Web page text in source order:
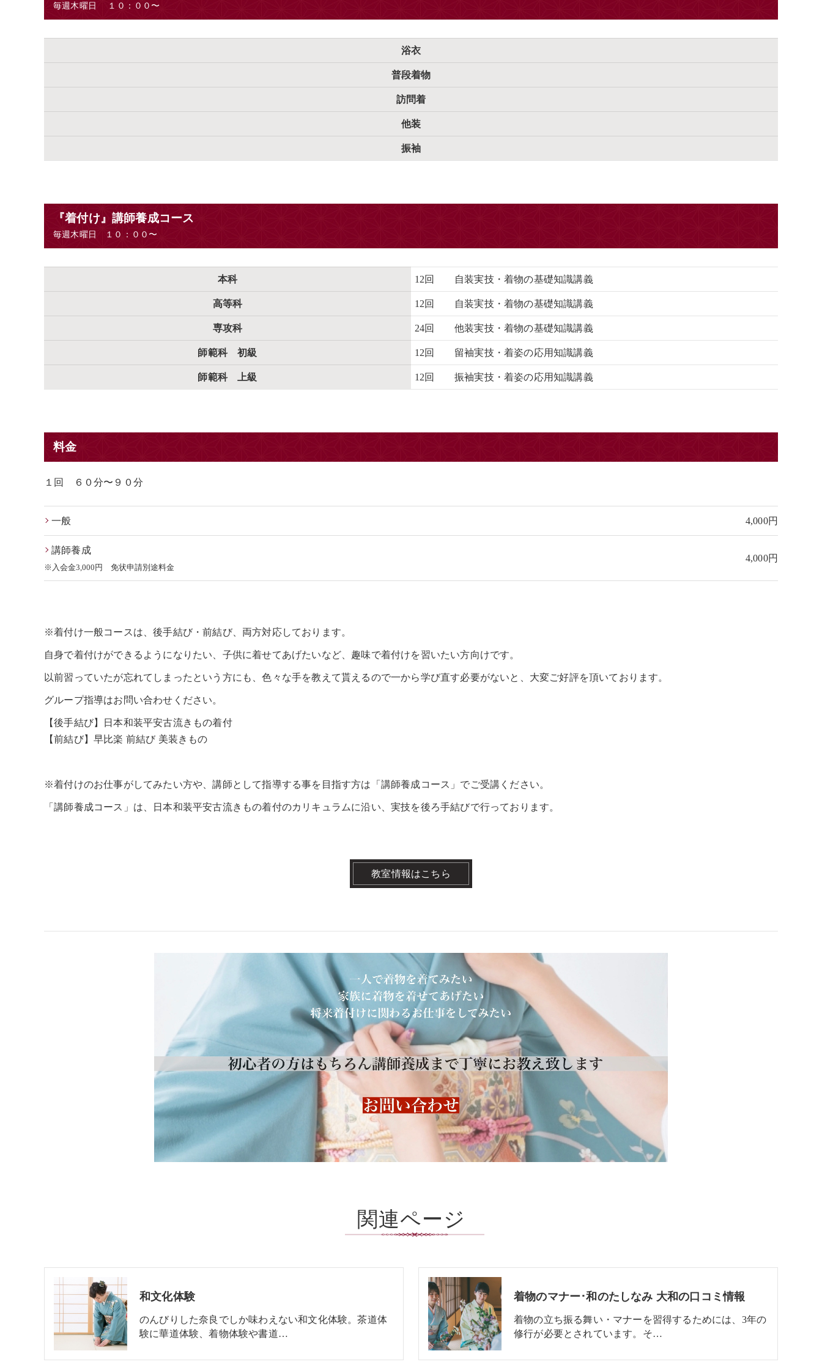
毎週木曜日 １０：００〜
浴衣
普段着物
訪問着
他装
振袖
『着付け』講師養成コース
毎週木曜日 １０：００〜
本科 12回 自装実技・着物の基礎知識講義
高等科 12回 自装実技・着物の基礎知識講義
専攻科 24回 他装実技・着物の基礎知識講義
師範科 初級 12回 留袖実技・着姿の応用知識講義
師範科 上級 12回 振袖実技・着姿の応用知識講義
料金
１回 ６０分〜９０分
一般 4,000円
講師養成
※入会金3,000円 免状申請別途料金
4,000円
※着付け一般コースは、後手結び・前結び、両方対応しております。
自身で着付けができるようになりたい、子供に着せてあげたいなど、趣味で着付けを習いたい方向けです。
以前習っていたが忘れてしまったという方にも、色々な手を教えて貰えるので一から学び直す必要がないと、大変ご好評を頂いております。
グループ指導はお問い合わせください。
【後手結び】日本和装平安古流きもの着付
【前結び】早比楽 前結び 美装きもの
※着付けのお仕事がしてみたい方や、講師として指導する事を目指す方は「講師養成コース」でご受講ください。
「講師養成コース」は、日本和装平安古流きもの着付のカリキュラムに沿い、実技を後ろ手結びで行っております。
教室情報はこちら
関連ページ
和文化体験
のんびりした奈良でしか味わえない和文化体験。茶道体
験に華道体験、着物体験や書道…
着物のマナー･和のたしなみ 大和の口コミ情報
着物の立ち振る舞い・マナーを習得するためには、3年の
修行が必要とされています。そ…